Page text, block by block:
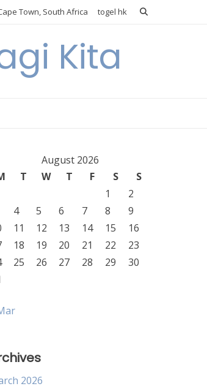
Town, South Africa togel hk
Kita
August 2026
T W T F S
S
1
2
4 5 6 7 8
9
11 12 13 14 15
16
18 19 20 21 22
23
25 26 27 28 29
30
2026